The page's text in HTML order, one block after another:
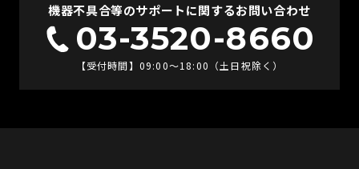
機器不具合等のサポートに関するお問い合わせ
03-3520-8660
【受付時間】09:00〜18:00（土日祝除く）